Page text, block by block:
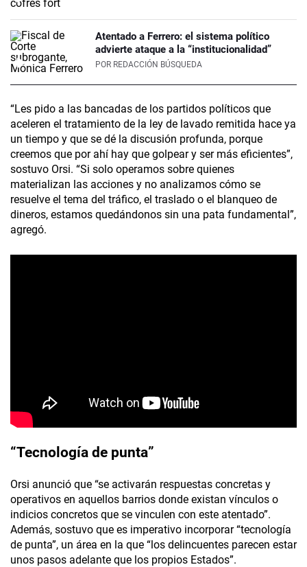
Atentado a Ferrero: el sistema político
advierte ataque a la “institucionalidad”
POR REDACCIÓN BÚSQUEDA
“Les pido a las bancadas de los partidos políticos que
aceleren el tratamiento de la ley de lavado remitida hace ya
un tiempo y que se dé la discusión profunda, porque
creemos que por ahí hay que golpear y ser más eficientes”,
sostuvo Orsi. “Si solo operamos sobre quienes
materializan las acciones y no analizamos cómo se
resuelve el tema del tráfico, el traslado o el blanqueo de
dineros, estamos quedándonos sin una pata fundamental”,
agregó.
“Tecnología de punta”
Orsi anunció que “se activarán respuestas concretas y
operativos en aquellos barrios donde existan vínculos o
indicios concretos que se vinculen con este atentado”.
Además, sostuvo que es imperativo incorporar “tecnología
de punta”, un área en la que “los delincuentes parecen estar
unos pasos adelante que los propios Estados”.